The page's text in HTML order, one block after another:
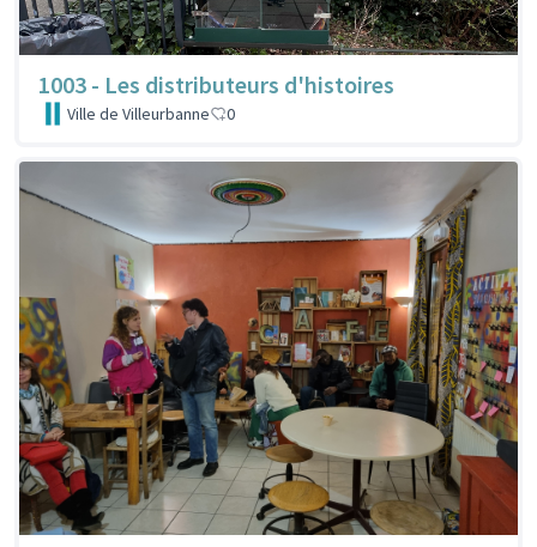
1003 - Les distributeurs d'histoires
Ville de Villeurbanne 0